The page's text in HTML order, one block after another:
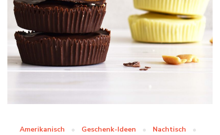
Amerikanisch Geschenk-Ideen
Nachtisch